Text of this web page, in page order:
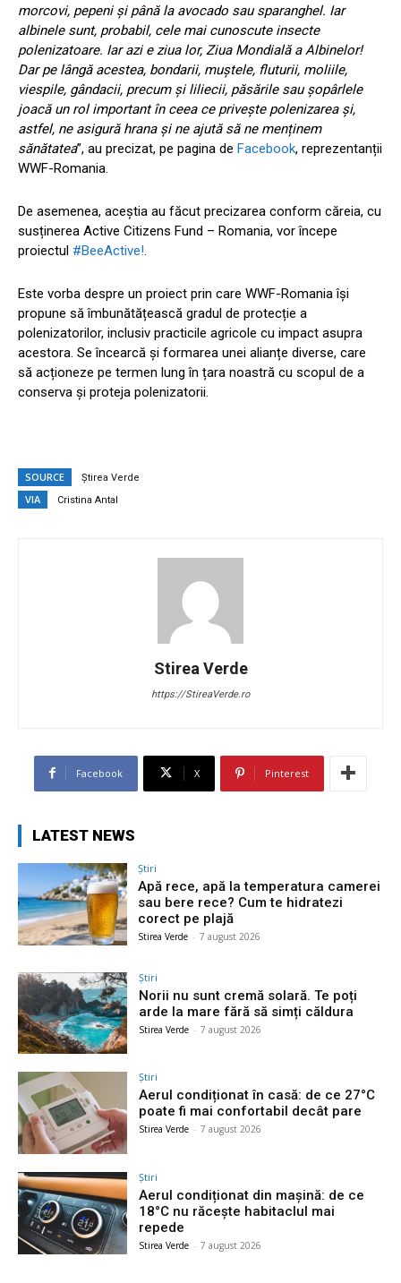
morcovi, pepeni și până la avocado sau sparanghel. Iar
albinele sunt, probabil, cele mai cunoscute insecte
polenizatoare. Iar azi e ziua lor, Ziua Mondială a Albinelor!
Dar pe lângă acestea, bondarii, muștele, fluturii, moliile,
viespile, gândacii, precum și liliecii, păsările sau șopârlele
joacă un rol important în ceea ce privește polenizarea și,
astfel, ne asigură hrana și ne ajută să ne menținem
sănătatea”, au precizat, pe pagina de Facebook, reprezentanții
WWF-Romania.
De asemenea, aceștia au făcut precizarea conform căreia, cu
susținerea Active Citizens Fund – Romania, vor începe
proiectul #BeeActive!.
Este vorba despre un proiect prin care WWF-Romania își
propune să îmbunătățească gradul de protecție a
polenizatorilor, inclusiv practicile agricole cu impact asupra
acestora. Se încearcă și formarea unei alianțe diverse, care
să acționeze pe termen lung în țara noastră cu scopul de a
conserva și proteja polenizatorii.
SOURCE Știrea Verde
VIA Cristina Antal
Stirea Verde
https://StireaVerde.ro
Facebook X Pinterest
LATEST NEWS
Știri
Apă rece, apă la temperatura camerei
sau bere rece? Cum te hidratezi
corect pe plajă
Stirea Verde - 7 august 2026
Știri
Norii nu sunt cremă solară. Te poți
arde la mare fără să simți căldura
Stirea Verde - 7 august 2026
Știri
Aerul condiționat în casă: de ce 27°C
poate fi mai confortabil decât pare
Stirea Verde - 7 august 2026
Știri
Aerul condiționat din mașină: de ce
18°C nu răcește habitaclul mai
repede
Stirea Verde - 7 august 2026